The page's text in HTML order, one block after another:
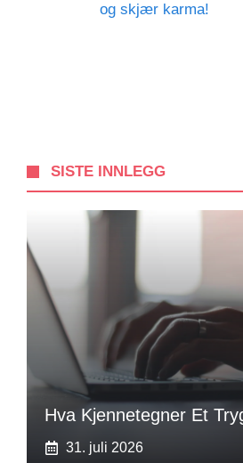
og skjær karma!
SISTE INNLEGG
Hva Kjennetegner Et
31. juli 2026